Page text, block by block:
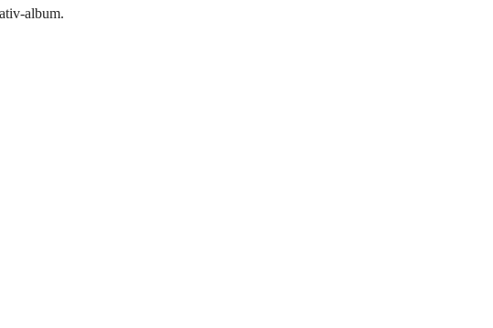
album.